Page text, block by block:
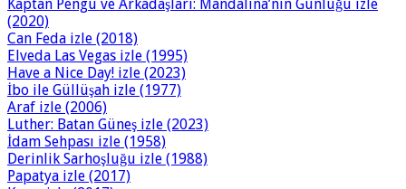
Kaptan Pengu ve Arkadaşları: Mandalina’nın Günlüğü izle
(2020)
Can Feda izle (2018)
Elveda Las Vegas izle (1995)
Have a Nice Day! izle (2023)
İbo ile Güllüşah izle (1977)
Araf izle (2006)
Luther: Batan Güneş izle (2023)
İdam Sehpası izle (1958)
Derinlik Sarhoşluğu izle (1988)
Papatya izle (2017)